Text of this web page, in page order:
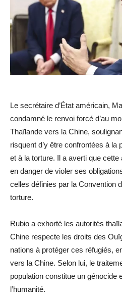
Le secrétaire d’État américain,
condamné le renvoi forcé d’au
Thaïlande vers la Chine,
risquent d’y être confrontées à la
et à la torture. Il a averti que
en danger de violer ses
celles définies par la Convention
torture.
Rubio a exhorté les autorités
Chine respecte les droits des
nations à protéger ces réfugiés,
vers la Chine. Selon lui, le
population constitue un génocide
l’humanité.